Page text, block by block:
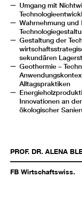
Umgang mit
Wahrnehmung
Gestaltung der
sekundären
Geothermie –
Alltagspraktiken
Innovationen an
ökologischer
PROF. DR. ALENA
FB Wirtschaftswiss.